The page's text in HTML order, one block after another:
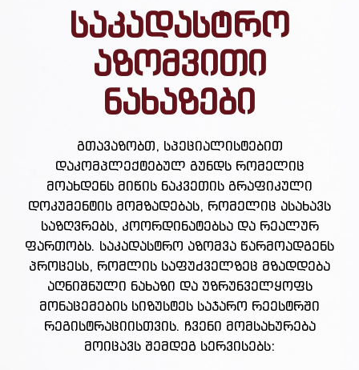
საკადასტრო
აზომვითი
ნახაზები
გთავაზობთ, სპეციალისტებით
დაკომპლექტებულ გუნდს რომელიც
მოახდენს მიწის ნაკვეთის გრაფიკული
დოკუმენტის მომზადებას, რომელიც ასახავს
საზღვრებს, კოორდინატებსა და რეალურ
ფართობს. საკადასტრო აზომვა წარმოადგენს
პროცესს, რომლის საფუძველზეც მზადდება
აღნიშნული ნახაზი და უზრუნველყოფს
მონაცემების სიზუსტეს საჯარო რეესტრში
რეგისტრაციისთვის. ჩვენი მომსახურება
მოიცავს შემდეგ სერვისებს: